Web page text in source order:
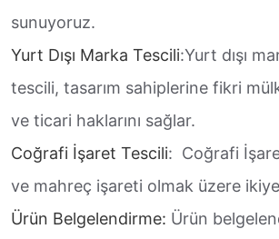
sunuyoruz.
Yurt Dışı Marka Tescili:Yurt dışı
tescili, tasarım sahiplerine fikri
ve ticari haklarını sağlar.
Coğrafi İşaret Tescili: Coğrafi
ve mahreç işareti olmak üzere ikiye
Ürün Belgelendirme: Ürün